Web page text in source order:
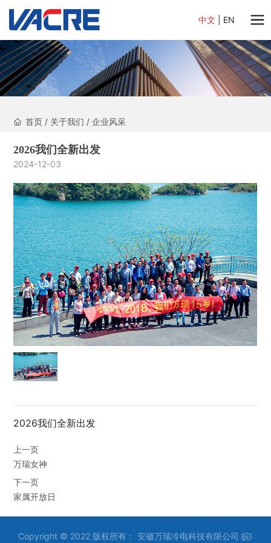
中文 EN
首页 / 关于我们 /企业风采
2026我们全新出发
2024-12-03
2026我们全新出发
上一页
万瑞女神
下一页
家属开放日
Copyright © 2022 版权所有： 安徽万瑞冷电科技有限公司皖I